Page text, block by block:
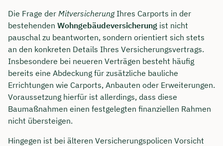
Die Frage der MitversicherungIhres Carports in der
bestehenden Wohngebäudeversicherung ist nicht
pauschal zu beantworten, sondern orientiert sich stets
an den konkreten Details Ihres Versicherungsvertrags.
Insbesondere bei neueren Verträgen besteht häufig
bereits eine Abdeckung für zusätzliche bauliche
Errichtungen wie Carports, Anbauten oder Erweiterungen.
Voraussetzung hierfür ist allerdings, dass diese
Baumaßnahmen einen festgelegten finanziellen Rahmen
nicht übersteigen.
Hingegen ist bei älteren Versicherungspolicen Vorsicht